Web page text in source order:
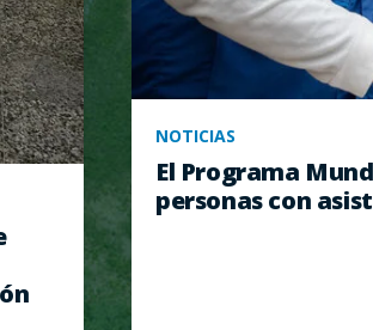
NOTICIAS
El Programa
personas con